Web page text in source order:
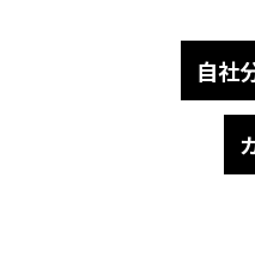
自社